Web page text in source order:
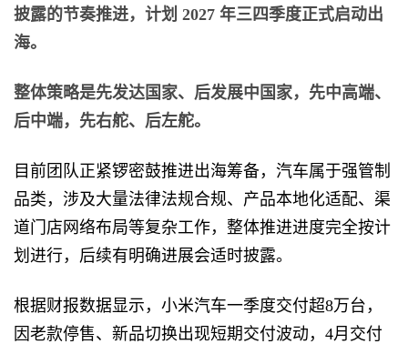
披露的节奏推进，计划 2027 年三四季度正式启动出
海。
整体策略是先发达国家、后发展中国家，先中高端、
后中端，先右舵、后左舵。
目前团队正紧锣密鼓推进出海筹备，汽车属于强管制
品类，涉及大量法律法规合规、产品本地化适配、渠
道门店网络布局等复杂工作，整体推进进度完全按计
划进行，后续有明确进展会适时披露。
根据财报数据显示，小米汽车一季度交付超8万台，
因老款停售、新品切换出现短期交付波动，4月交付